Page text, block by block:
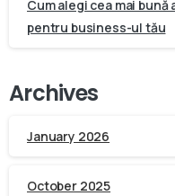
Cum alegi cea mai
pentru business-ul tău
Archives
January 2026
October 2025